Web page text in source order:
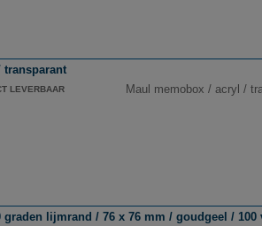
transparant
LEVERBAAR Maul memobox / acryl /
lijmrand / 76 x 76 mm / goudgeel / 100